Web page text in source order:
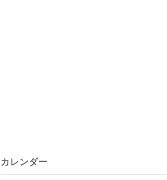
カレンダー